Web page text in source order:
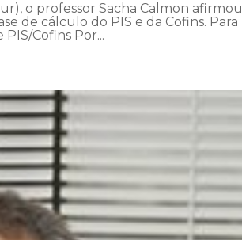
o professor Sacha Calmon afirmou
de cálculo do PIS e da Cofins. Para
Cofins Por...